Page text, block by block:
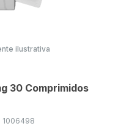
ilustrativa
30 Comprimidos
1006498